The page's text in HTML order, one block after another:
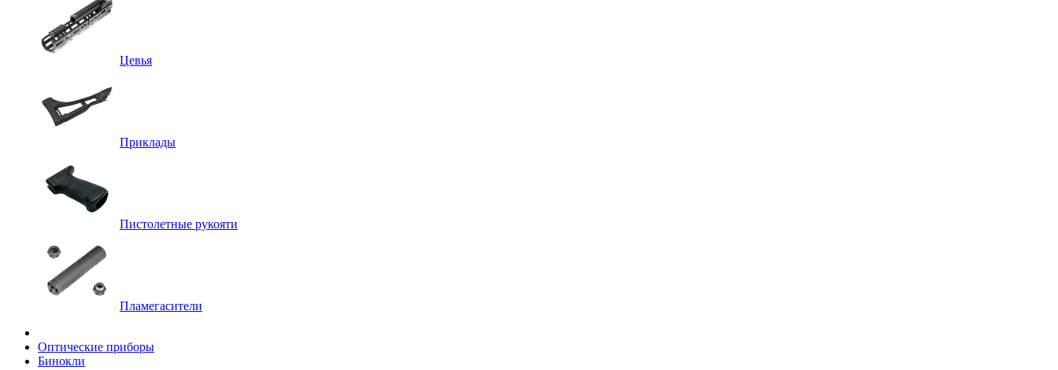
Цевья
Приклады
Пистолетные рукояти
Пламегасители
Оптические приборы
Бинокли